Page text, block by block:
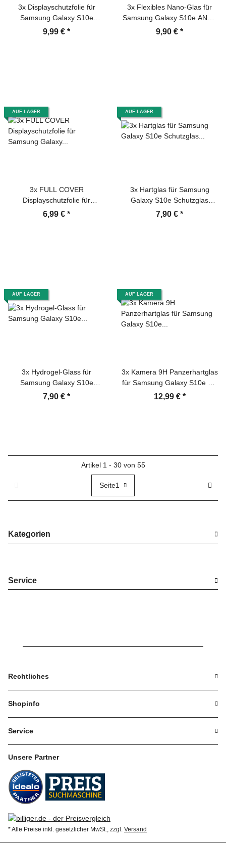
3x Displayschutzfolie für
Samsung Galaxy S10e
Schutzfolie ENTSPIEGELT
9,99 € *
3x Flexibles Nano-Glas für
Samsung Galaxy S10e ANTI-
REFLEX Displayschutz
9,90 € *
AUF LAGER
3x FULL COVER
Displayschutzfolie für
Samsung Galaxy S10e
6,99 € *
AUF LAGER
3x Hartglas für Samsung
Galaxy S10e Schutzglas
Schutzfolie Displayschutz
7,90 € *
AUF LAGER
3x Hydrogel-Glass für
Samsung Galaxy S10e
Selbstheilend für Micro
7,90 € *
AUF LAGER
3x Kamera 9H Panzerhartglas
für Samsung Galaxy S10e 3D
KLAR ECHTES TEMPERED
12,99 € *
Artikel 1 - 30 von 55
Seite1
Kategorien
Service
Rechtliches
Shopinfo
Service
Unsere Partner
* Alle Preise inkl. gesetzlicher MwSt., zzgl. Versand